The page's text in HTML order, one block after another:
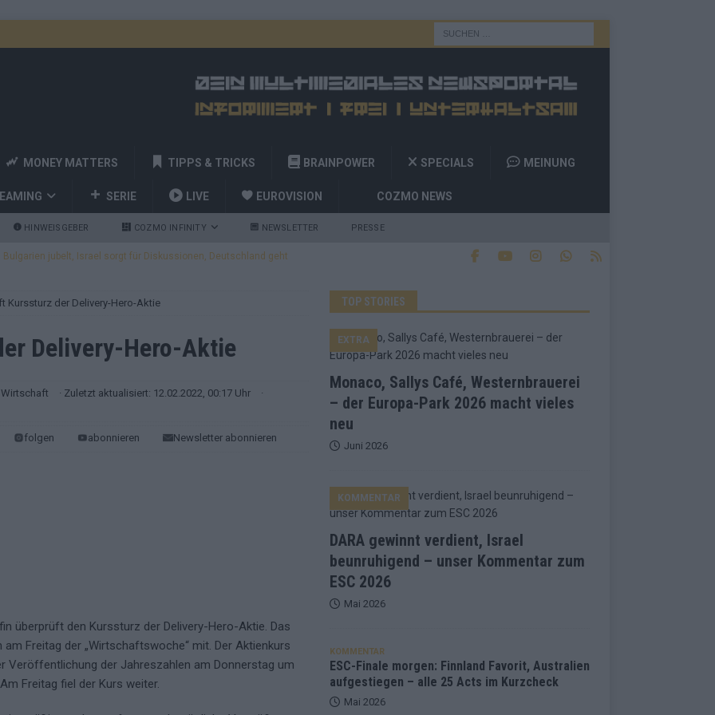
MONEY MATTERS TIPPS & TRICKS BRAINPOWER SPECIALS MEINUNG
SERIE LIVE EUROVISION COZMO NEWS
HINWEISGEBER COZMO INFINITY NEWSLETTER PRESSE
Bulgarien jubelt, Israel sorgt für Diskussionen, Deutschland geht
und Billy Joel – das ESC-Finale wird eine Party
Startreihenfolge steht, Deutschland singt als Zweites!
Favorit, Australien aufgestiegen – alle 25 Acts im Kurzcheck
Zahl zur Ikone wurde: 70 Jahre ESC-Wertungsgeschichte!
– der Europa-Park 2026 macht vieles neu
beunruhigend – unser Kommentar zum ESC 2026
Kurssturz der Delivery-Hero-Aktie
Delivery-Hero-Aktie
Wirtschaft · Zuletzt aktualisiert: 12.02.2022, 00:17 Uhr
·
folgen abonnieren Newsletter abonnieren
überprüft den Kurssturz der Delivery-Hero-Aktie. Das
Freitag der „Wirtschaftswoche“ mit. Der Aktienkurs
Veröffentlichung der Jahreszahlen am Donnerstag um
Freitag fiel der Kurs weiter.
TOP STORIES
Monaco, Sallys Café, Westernbrauerei
– der Europa-Park 2026 macht vieles
neu
EXTRA
Juni 2026
DARA gewinnt verdient, Israel
beunruhigend – unser Kommentar zum
ESC 2026
KOMMENTAR
Mai 2026
KOMMENTAR
ESC-Finale morgen: Finnland Favorit, Australien
aufgestiegen – alle 25 Acts im Kurzcheck
Mai 2026